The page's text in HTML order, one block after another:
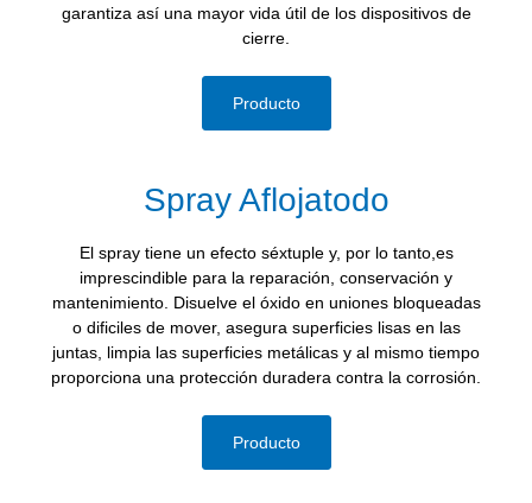
garantiza así una mayor vida útil de los dispositivos de
cierre.
Producto
Spray Aflojatodo
El spray tiene un efecto séxtuple y, por lo tanto,es
imprescindible para la reparación, conservación y
mantenimiento. Disuelve el óxido en uniones bloqueadas
o dificiles de mover, asegura superficies lisas en las
juntas, limpia las superficies metálicas y al mismo tiempo
proporciona una protección duradera contra la corrosión.
Producto